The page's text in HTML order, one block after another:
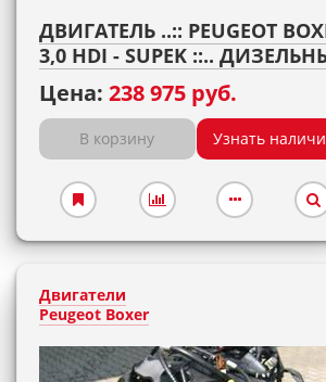
ДВИГАТЕЛЬ ..:: PEUGEOT
3,0 HDI - SUPEK ::..
Цена: 238 975 руб.
В корзину Узнать
Двигатели
Peugeot Boxer